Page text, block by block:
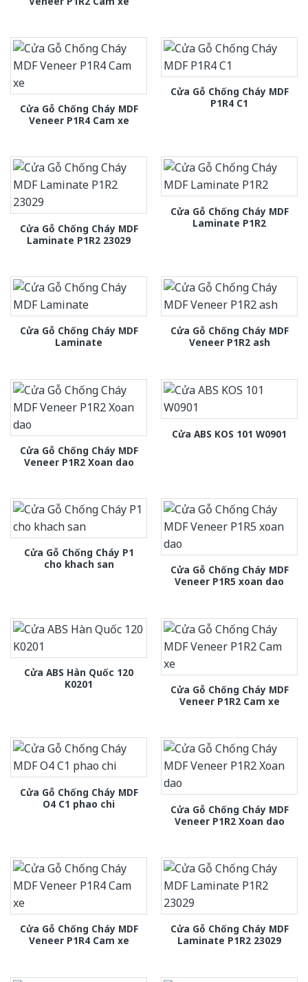
Cửa Gỗ Chống Cháy MDF
Veneer P1R4 Cam xe
Cửa Gỗ Chống Cháy MDF
P1R4 C1
Cửa Gỗ Chống Cháy MDF
Laminate P1R2 23029
Cửa Gỗ Chống Cháy MDF
Laminate P1R2
Cửa Gỗ Chống Cháy MDF
Laminate
Cửa Gỗ Chống Cháy MDF
Veneer P1R2 ash
Cửa Gỗ Chống Cháy MDF
Veneer P1R2 Xoan dao
Cửa ABS KOS 101 W0901
Cửa Gỗ Chống Cháy P1
cho khach san
Cửa Gỗ Chống Cháy MDF
Veneer P1R5 xoan dao
Cửa ABS Hàn Quốc 120
K0201
Cửa Gỗ Chống Cháy MDF
Veneer P1R2 Cam xe
Cửa Gỗ Chống Cháy MDF
O4 C1 phao chi
Cửa Gỗ Chống Cháy MDF
Veneer P1R2 Xoan dao
Cửa Gỗ Chống Cháy MDF
Veneer P1R4 Cam xe
Cửa Gỗ Chống Cháy MDF
Laminate P1R2 23029